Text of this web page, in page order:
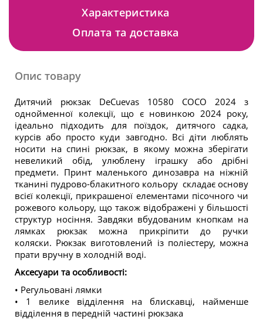
Характеристика
Оплата та доставка
Опис товару
Дитячий рюкзак DeCuevas 10580 COCO 2024 з
однойменної колекції, що є новинкою 2024 року,
ідеально підходить для поїздок, дитячого садка,
курсів або просто куди завгодно. Всі діти люблять
носити на спині рюкзак, в якому можна зберігати
невеликий обід, улюблену іграшку або дрібні
предмети. Принт маленького динозавра на ніжній
тканині пудрово-блакитного кольору складає основу
всієї колекції, прикрашеної елементами пісочного чи
рожевого кольору, що також відображені у більшості
структур носіння. Завдяки вбудованим кнопкам на
лямках рюкзак можна прикріпити до ручки
коляски. Рюкзак виготовлений із поліестеру, можна
прати вручну в холодній воді.
Аксесуари та особливості:
• Регульовані лямки
• 1 велике відділення на блискавці, найменше
відділення в передній частині рюкзака